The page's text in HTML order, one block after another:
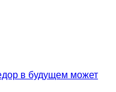
в будущем может